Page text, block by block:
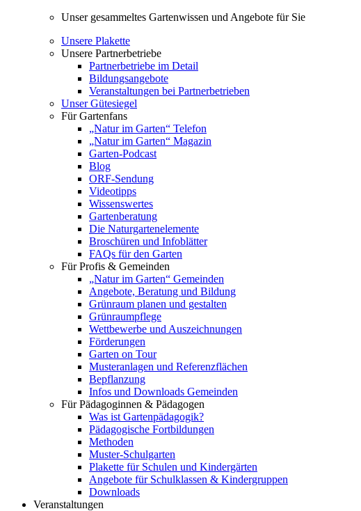
Unser gesammeltes Gartenwissen und Angebote für Sie
Unsere Plakette
Unsere Partnerbetriebe
Partnerbetriebe im Detail
Bildungsangebote
Veranstaltungen bei Partnerbetrieben
Unser Gütesiegel
Für Gartenfans
„Natur im Garten“ Telefon
„Natur im Garten“ Magazin
Garten-Podcast
Blog
ORF-Sendung
Videotipps
Wissenswertes
Gartenberatung
Die Naturgartenelemente
Broschüren und Infoblätter
FAQs für den Garten
Für Profis & Gemeinden
„Natur im Garten“ Gemeinden
Angebote, Beratung und Bildung
Grünraum planen und gestalten
Grünraumpflege
Wettbewerbe und Auszeichnungen
Förderungen
Garten on Tour
Musteranlagen und Referenzflächen
Bepflanzung
Infos und Downloads Gemeinden
Für Pädagoginnen & Pädagogen
Was ist Gartenpädagogik?
Pädagogische Fortbildungen
Methoden
Muster-Schulgarten
Plakette für Schulen und Kindergärten
Angebote für Schulklassen & Kindergruppen
Downloads
Veranstaltungen